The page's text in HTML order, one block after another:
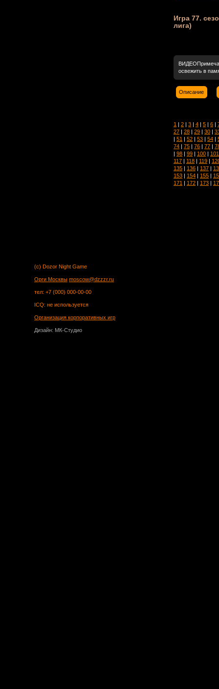
Игра 77.
лига)
освежить в
Описание
1 | 2 | 3 | 4 | 5 | 6 |
27 | 28 | 29 | 30 |
| 51 | 52 | 53 | 54 |
74 | 75 | 76 | 77 |
| 98 | 99 | 100 | 101
117 | 118 | 119 |
135 | 136 | 137 |
153 | 154 | 155 |
171 | 172 | 173 |
(c) Dozor Night Game
Орги Москвы moscow@dzzzr.ru
тел: +7 (000) 000-00-00
ICQ: не используется
Организация корпоративных игр
Дизайн: МК-Студио